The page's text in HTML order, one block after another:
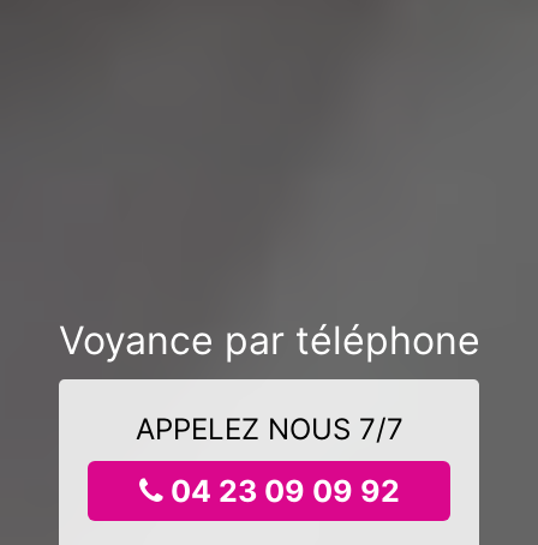
Voyance par téléphone
APPELEZ NOUS 7/7
04 23 09 09 92